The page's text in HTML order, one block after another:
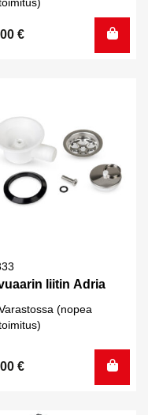
€
liitin Adria
(nopea
€